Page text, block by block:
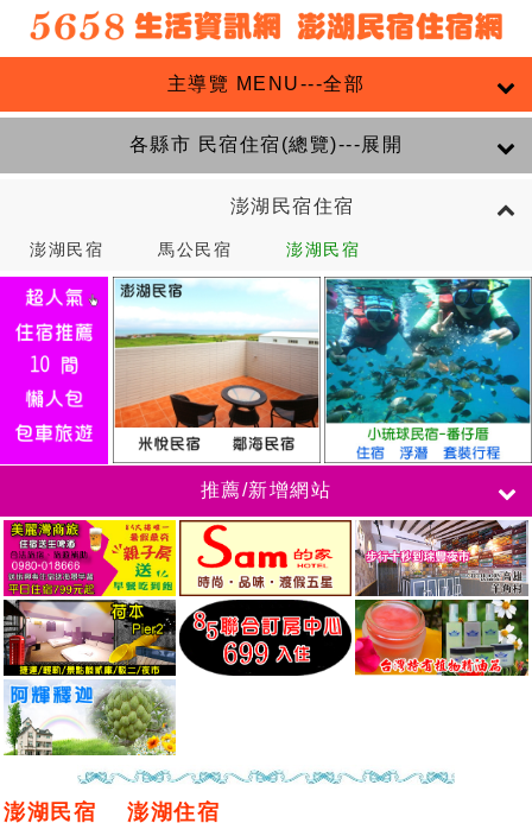
主導覽 MENU---全部
各縣市 民宿住宿(總覽)---展開
澎湖民宿住宿
澎湖民宿 馬公民宿 澎湖民宿
推薦/新增網站
澎湖民宿 澎湖住宿